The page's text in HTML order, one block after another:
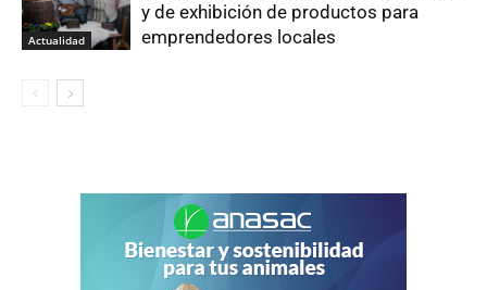
Actualidad
y de exhibición de productos para
emprendedores locales